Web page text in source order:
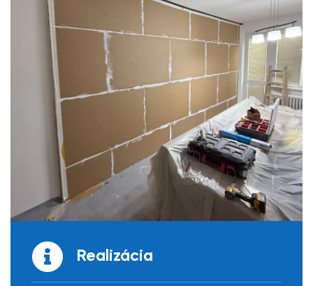
Realizácia